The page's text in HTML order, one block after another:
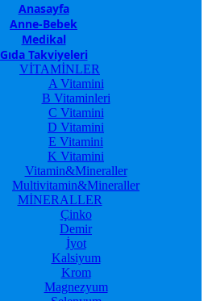
Anasayfa
Anne-Bebek
Medikal
Gıda Takviyeleri
VİTAMİNLER
A Vitamini
B Vitaminleri
C Vitamini
D Vitamini
E Vitamini
K Vitamini
Vitamin&Mineraller
Multivitamin&Mineraller
MİNERALLER
Çinko
Demir
İyot
Kalsiyum
Krom
Magnezyum